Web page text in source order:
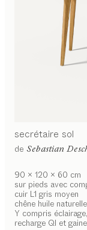
secrétaire sol
de Sebastian
90 x 120 x 60 cm
sur pieds avec
cuir L1 gris moyen
chêne huile naturelle
Y compris
recharge QI et